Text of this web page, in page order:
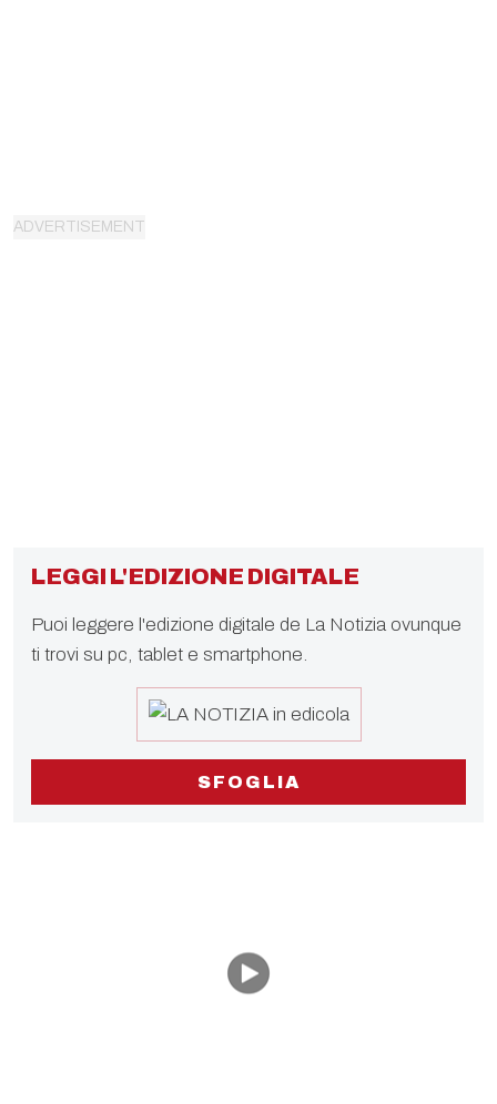
LEGGI L'EDIZIONE DIGITALE
Puoi leggere l'edizione digitale de La Notizia ovunque
ti trovi su pc, tablet e smartphone.
SFOGLIA